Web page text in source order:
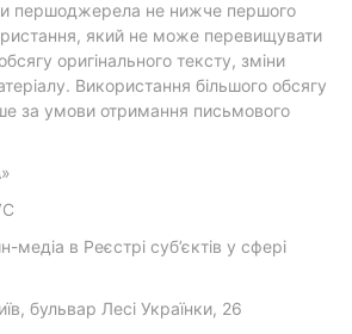
першоджерела не нижче першого
який не може перевищувати
оригінального тексту, зміни
Використання більшого обсягу
за умови отримання письмового
медіа в Реєстрі суб’єктів у сфері
бульвар Лесі Українки, 26